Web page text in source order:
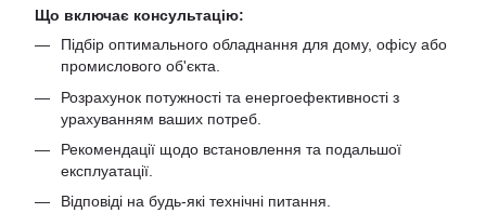
Що включає консультацію:
Підбір оптимального обладнання для дому, офісу або
промислового об'єкта.
Розрахунок потужності та енергоефективності з
урахуванням ваших потреб.
Рекомендації щодо встановлення та подальшої
експлуатації.
Відповіді на будь-які технічні питання.